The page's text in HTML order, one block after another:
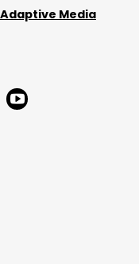
Adaptive Media